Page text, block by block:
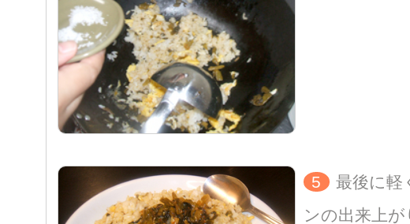
5
最後に軽
ンの出来上が